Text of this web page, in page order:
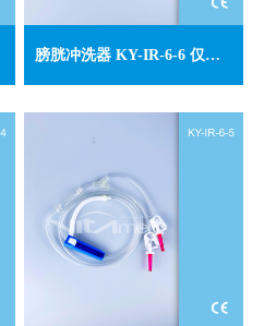
膀胱冲洗器 KY-IR-6-6 仅供外销